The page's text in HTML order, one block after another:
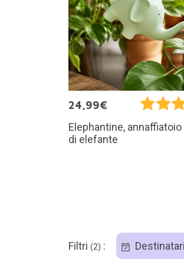
24,99€
Elephantine,
di elefante
Filtri (2) :